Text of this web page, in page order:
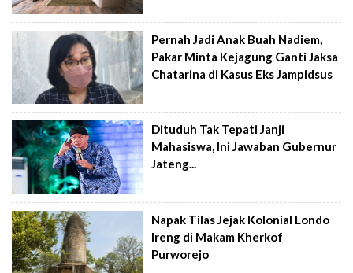
Pernah Jadi Anak Buah Nadiem,
Pakar Minta Kejagung Ganti Jaksa
Chatarina di Kasus Eks Jampidsus
Dituduh Tak Tepati Janji
Mahasiswa, Ini Jawaban Gubernur
Jateng...
Napak Tilas Jejak Kolonial Londo
Ireng di Makam Kherkof
Purworejo